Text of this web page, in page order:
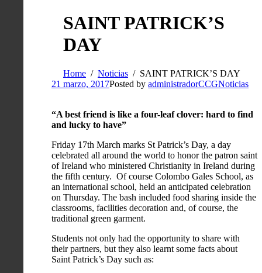
SAINT PATRICK’S
DAY
Home Noticias
SAINT PATRICK’S DAY
21 marzo, 2017Posted by administradorCCGNoticias
“A best friend is like a four-leaf clover: hard to find
and lucky to have”
Friday 17th March marks St Patrick’s Day, a day
celebrated all around the world to honor the patron saint
of Ireland who ministered Christianity in Ireland during
the fifth century. Of course Colombo Gales School, as
an international school, held an anticipated celebration
on Thursday. The bash included food sharing inside the
classrooms, facilities decoration and, of course, the
traditional green garment.
Students not only had the opportunity to share with
their partners, but they also learnt some facts about
Saint Patrick’s Day such as: